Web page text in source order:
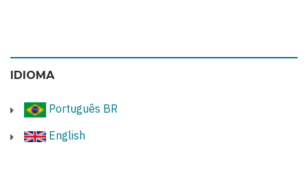
IDIOMA
Português BR
English